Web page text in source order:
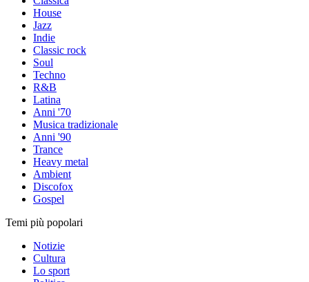
House
Jazz
Indie
Classic rock
Soul
Techno
R&B
Latina
Anni '70
Musica tradizionale
Anni '90
Trance
Heavy metal
Ambient
Discofox
Gospel
Temi più popolari
Notizie
Cultura
Lo sport